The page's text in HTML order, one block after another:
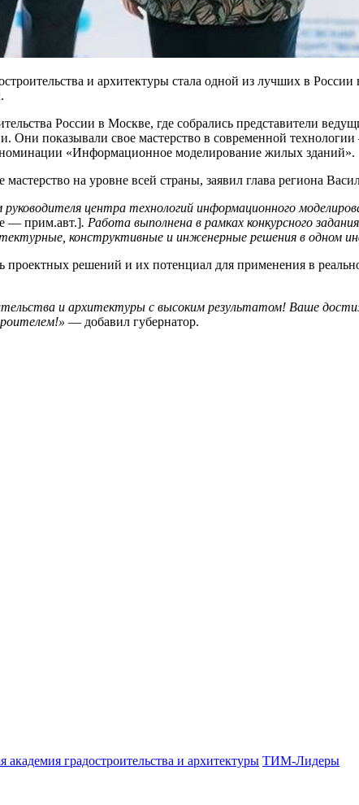
и архитектуры стала одной из лучших в
России в Москве, где собрались представители
Они показывали свое мастерство в современной
номинации «Информационное моделирование жилых зданий».
на уровне всей страны, заявил глава региона
центра технологий информационного
— прим.авт.]. Работа выполнена в рамках конкурсного
конструктивные и инженерные решения в одном
решений и их потенциал для применения в
и архитектуры с высоким результатом! Ваше
— добавил губернатор.
академия градостроительства и архитектуры ТИМ-Лидеры